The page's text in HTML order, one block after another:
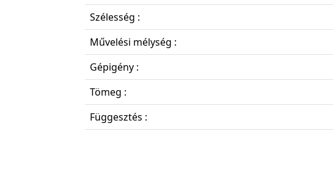
Szélesség :
Művelési mélység :
Gépigény :
Tömeg :
Függesztés :